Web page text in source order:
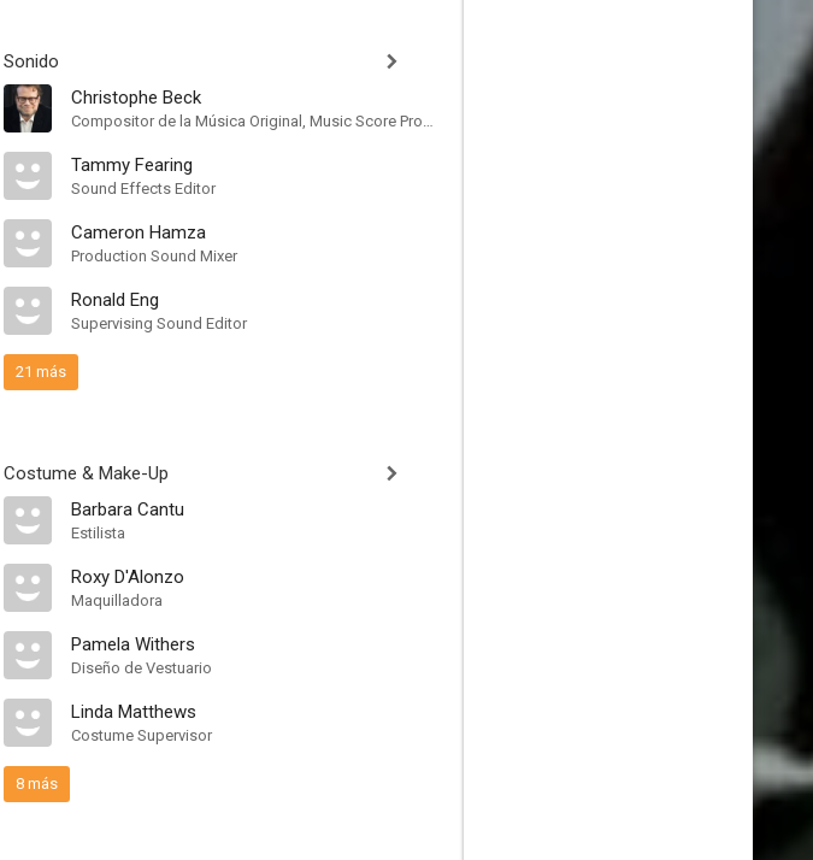
Sonido
Christophe Beck
Compositor de la Música Original, Music Score Producer
Tammy Fearing
Sound Effects Editor
Cameron Hamza
Production Sound Mixer
Ronald Eng
Supervising Sound Editor
21 más
Costume & Make-Up
Barbara Cantu
Estilista
Roxy D'Alonzo
Maquilladora
Pamela Withers
Diseño de Vestuario
Linda Matthews
Costume Supervisor
8 más